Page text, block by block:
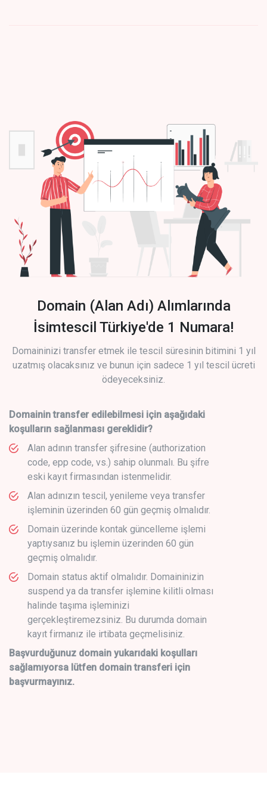
Domain (Alan Adı) Alımlarında
İsimtescil Türkiye'de 1 Numara!
Domaininizi transfer etmek ile tescil süresinin bitimini 1 yıl
uzatmış olacaksınız ve bunun için sadece 1 yıl tescil ücreti
ödeyeceksiniz.
Domainin transfer edilebilmesi için aşağıdaki
koşulların sağlanması gereklidir?
Alan adının transfer şifresine (authorization
code, epp code, vs.) sahip olunmalı. Bu şifre
eski kayıt firmasından istenmelidir.
Alan adınızın tescil, yenileme veya transfer
işleminin üzerinden 60 gün geçmiş olmalıdır.
Domain üzerinde kontak güncelleme işlemi
yaptıysanız bu işlemin üzerinden 60 gün
geçmiş olmalıdır.
Domain status aktif olmalıdır. Domaininizin
suspend ya da transfer işlemine kilitli olması
halinde taşıma işleminizi
gerçekleştiremezsiniz. Bu durumda domain
kayıt firmanız ile irtibata geçmelisiniz.
Başvurduğunuz domain yukarıdaki koşulları
sağlamıyorsa lütfen domain transferi için
başvurmayınız.